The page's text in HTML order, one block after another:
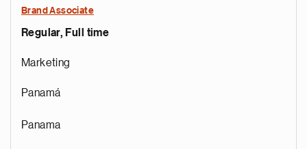
Brand Associate
Regular, Full time
Marketing
Panamá
Panama